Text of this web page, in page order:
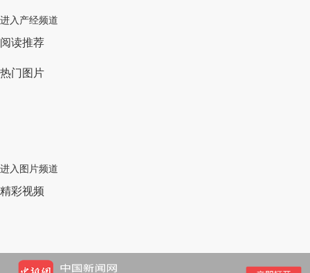
进入产经频道
阅读推荐
热门图片
进入图片频道
精彩视频